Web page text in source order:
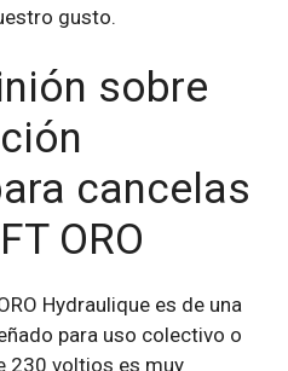
gusto.
sobre
cancelas
ORO
Hydraulique es de una
para uso colectivo o
230 voltios es muy